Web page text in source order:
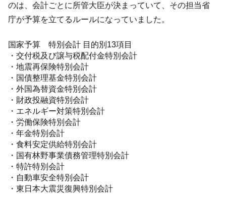
のは、会計ごとに所管大臣が決まっていて、その担当省
庁が予算を立てるルールになっていました。
国家予算 特別会計 目的別13項目
・交付税及び譲与税配付金特別会計
・地震再保険特別会計
・国債整理基金特別会計
・外国為替資金特別会計
・財政投融資特別会計
・エネルギー対策特別会計
・労働保険特別会計
・年金特別会計
・食料安定供給特別会計
・国有林野事業債務管理特別会計
・特許特別会計
・自動車安全特別会計
・東日本大震災復興特別会計